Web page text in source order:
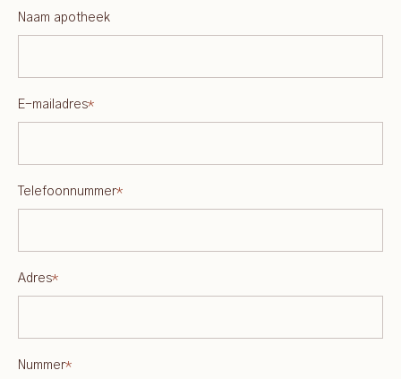
Naam apotheek
E-mailadres*
Telefoonnummer*
Adres*
Nummer*